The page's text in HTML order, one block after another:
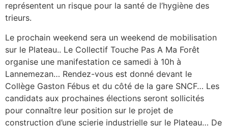
représentent un risque pour la santé de l’hygiène des
trieurs.
Le prochain weekend sera un weekend de mobilisation
sur le Plateau.. Le Collectif Touche Pas A Ma Forêt
organise une manifestation ce samedi à 10h à
Lannemezan… Rendez-vous est donné devant le
Collège Gaston Fébus et du côté de la gare SNCF… Les
candidats aux prochaines élections seront sollicités
pour connaître leur position sur le projet de
construction d’une scierie industrielle sur le Plateau… De